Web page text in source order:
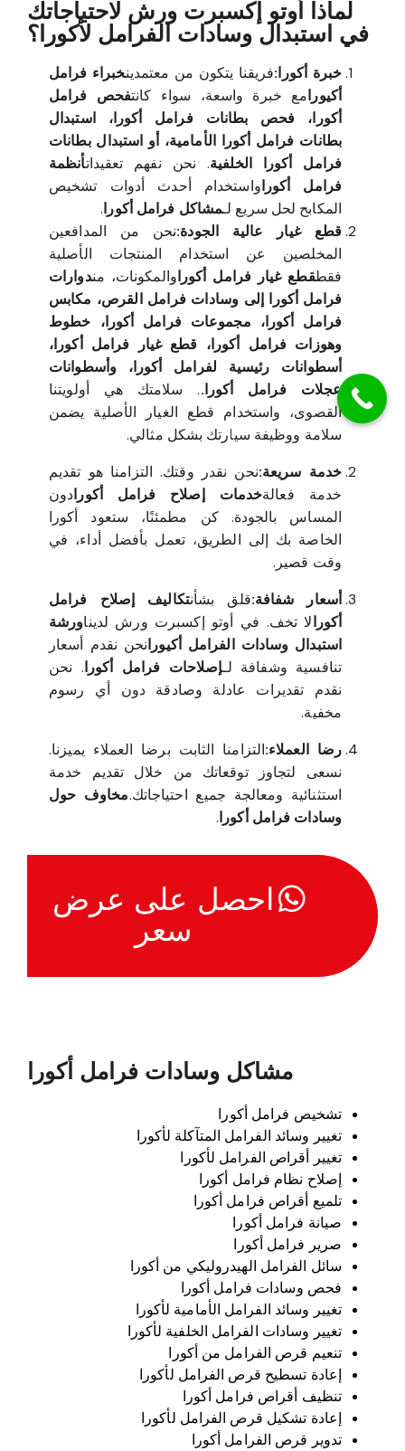
لماذا أوتو إكسبرت ورش لاحتياجاتك
في استبدال وسادات الفرامل لأكورا؟
خبرة أكورا:فريقنا يتكون من معتمدينخبراء فرامل
أكيورامع خبرة واسعة، سواء كانتفحص فرامل
أكورا، فحص بطانات فرامل أكورا، استبدال
بطانات فرامل أكورا الأمامية، أو استبدال بطانات
فرامل أكورا الخلفية. نحن نفهم تعقيداتأنظمة
فرامل أكوراواستخدام أحدث أدوات تشخيص
المكابح لحل سريع لـمشاكل فرامل أكورا.
قطع غيار عالية الجودة:نحن من المدافعين
المخلصين عن استخدام المنتجات الأصلية
فقطقطع غيار فرامل أكوراوالمكونات، مندوارات
فرامل أكورا إلى وسادات فرامل القرص، مكابس
فرامل أكورا، مجموعات فرامل أكورا، خطوط
وهوزات فرامل أكورا، قطع غيار فرامل أكورا،
أسطوانات رئيسية لفرامل أكورا، وأسطوانات
عجلات فرامل أكورا.. سلامتك هي أولويتنا
القصوى، واستخدام قطع الغيار الأصلية يضمن
سلامة ووظيفة سيارتك بشكل مثالي.
خدمة سريعة:نحن نقدر وقتك. التزامنا هو تقديم
خدمة فعالةخدمات إصلاح فرامل أكورادون
المساس بالجودة. كن مطمئنًا، ستعود أكورا
الخاصة بك إلى الطريق، تعمل بأفضل أداء، في
وقت قصير.
أسعار شفافة:قلق بشأنتكاليف إصلاح فرامل
أكورالا تخف. في أوتو إكسبرت ورش لديناورشة
استبدال وسادات الفرامل أكيورانحن نقدم أسعار
تنافسية وشفافة لـإصلاحات فرامل أكورا. نحن
نقدم تقديرات عادلة وصادقة دون أي رسوم
مخفية.
رضا العملاء:التزامنا الثابت برضا العملاء يميزنا.
نسعى لتجاوز توقعاتك من خلال تقديم خدمة
استثنائية ومعالجة جميع احتياجاتك.مخاوف حول
وسادات فرامل أكورا.
احصل على عرض
سعر
مشاكل وسادات فرامل أكورا
تشخيص فرامل أكورا
تغيير وسائد الفرامل المتآكلة لأكورا
تغيير أقراص الفرامل لأكورا
إصلاح نظام فرامل أكورا
تلميع أقراص فرامل أكورا
صيانة فرامل أكورا
صرير فرامل أكورا
سائل الفرامل الهيدروليكي من أكورا
فحص وسادات فرامل أكورا
تغيير وسائد الفرامل الأمامية لأكورا
تغيير وسادات الفرامل الخلفية لأكورا
تنعيم قرص الفرامل من أكورا
إعادة تسطيح قرص الفرامل لأكورا
تنظيف أقراص فرامل أكورا
إعادة تشكيل قرص الفرامل لأكورا
تدوير قرص الفرامل أكورا